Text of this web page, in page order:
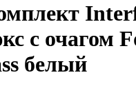
с очагом
белый